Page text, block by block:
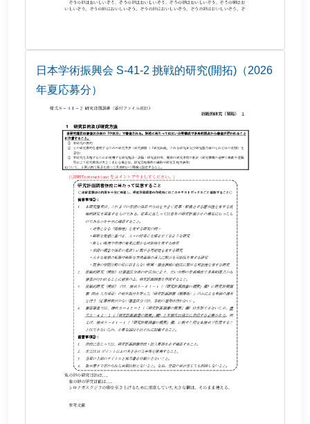
日本学術振興会 S-41-2 挑戦的研究(開拓)（2026
年夏応募分）